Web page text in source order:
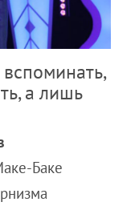
а лишь
Баке